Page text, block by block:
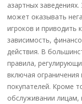
азартных
может оказывать
игроков и приводить
зависимость,
действия. В
правила,
включая
покупателей. Кроме
обслуживании